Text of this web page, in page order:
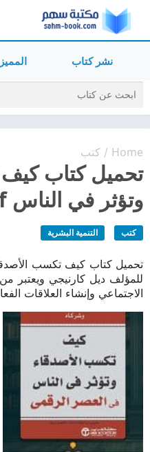
نشر كتاب المميز
Home
/ كتب
تحميل كتاب
وتؤثر في الناس pdf
كتب التنمية البشرية
للمؤلف ديل كارنيجي ويعتبر
الاجتماعي وإنشاء العلاقات